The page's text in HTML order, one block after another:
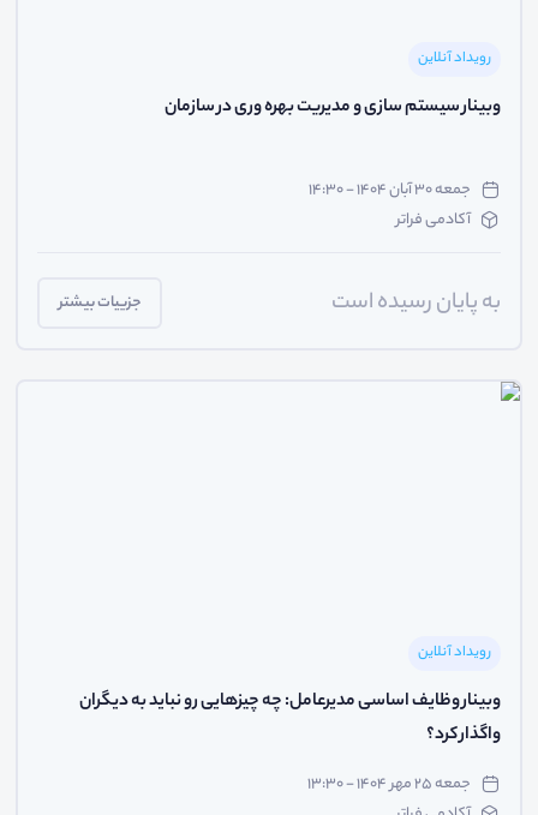
رویداد آنلاین
وبینار سیستم سازی و مدیریت بهره وری در سازمان
جمعه ۳۰ آبان ۱۴۰۴ - ۱۴:۳۰
آکادمی فراتر
به پایان رسیده است جزییات بیشتر
رویداد آنلاین
وبینار وظایف اساسی مدیرعامل: چه چیزهایی رو نباید به دیگران
واگذار کرد؟
جمعه ۲۵ مهر ۱۴۰۴ - ۱۳:۳۰